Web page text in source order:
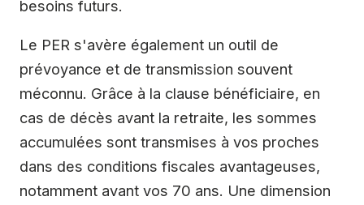
besoins futurs.
Le PER s'avère également un outil de
prévoyance et de transmission souvent
méconnu. Grâce à la clause bénéficiaire, en
cas de décès avant la retraite, les sommes
accumulées sont transmises à vos proches
dans des conditions fiscales avantageuses,
notamment avant vos 70 ans. Une dimension